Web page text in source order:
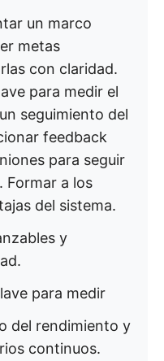
un marco
metas
con claridad.
para medir el
seguimiento del
feedback
para seguir
Formar a los
del sistema.
y
para medir
del rendimiento y
continuos.